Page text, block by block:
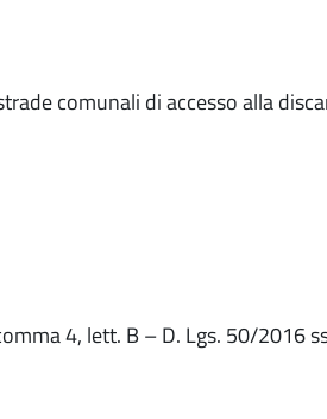
comunali di accesso alla
4, lett. B – D. Lgs. 50/2016